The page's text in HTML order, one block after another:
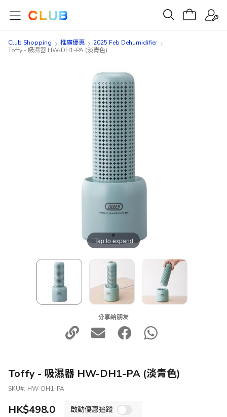
Club Shopping 推廣優惠
2025 Feb Dehumidifier
Toffy - 吸濕器 HW-DH1-PA (淡青色)
Tap to expand
分享給朋友
Toffy - 吸濕器 HW-DH1-PA (淡青色)
SKU HW-DH1-PA
HK$498.0 啟動優惠追蹤